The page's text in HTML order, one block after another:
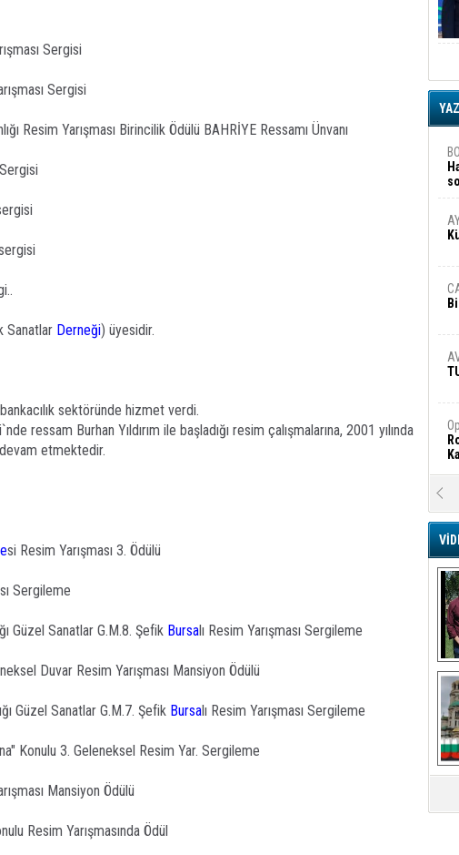
Sergisi
Sergisi
Resim Yarışması Birincilik Ödülü BAHRİYE Ressamı Ünvanı
Sanatlar Derneği) üyesidir.
sektöründe hizmet verdi.
ressam Burhan Yıldırım ile başladığı resim çalışmalarına, 2001 yılında
etmektedir.
si Resim Yarışması 3. Ödülü
Sergileme
Güzel Sanatlar G.M.8. Şefik Bursalı Resim Yarışması Sergileme
Duvar Resim Yarışması Mansiyon Ödülü
Güzel Sanatlar G.M.7. Şefik Bursalı Resim Yarışması Sergileme
Konulu 3. Geleneksel Resim Yar. Sergileme
Mansiyon Ödülü
Resim Yarışmasında Ödül